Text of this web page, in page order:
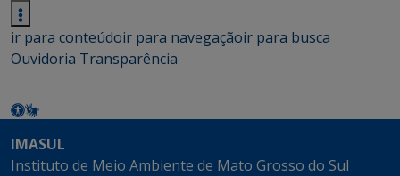
ir para conteúdoir para navegaçãoir para busca
Ouvidoria Transparência
IMASUL
Instituto de Meio Ambiente de Mato Grosso do Sul